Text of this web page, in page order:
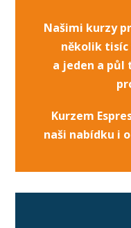
Našimi kurzy
několik tisíc
a jeden a půl
Kurzem
naši nabídku i